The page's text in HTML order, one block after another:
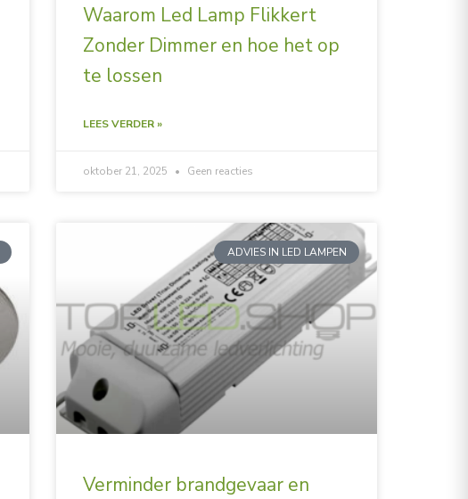
Waarom Led Lamp Flikkert
Zonder Dimmer en hoe het op
te lossen
LEES VERDER »
oktober 21, 2025 Geen reacties
ADVIES IN LED LAMPEN
Verminder brandgevaar en